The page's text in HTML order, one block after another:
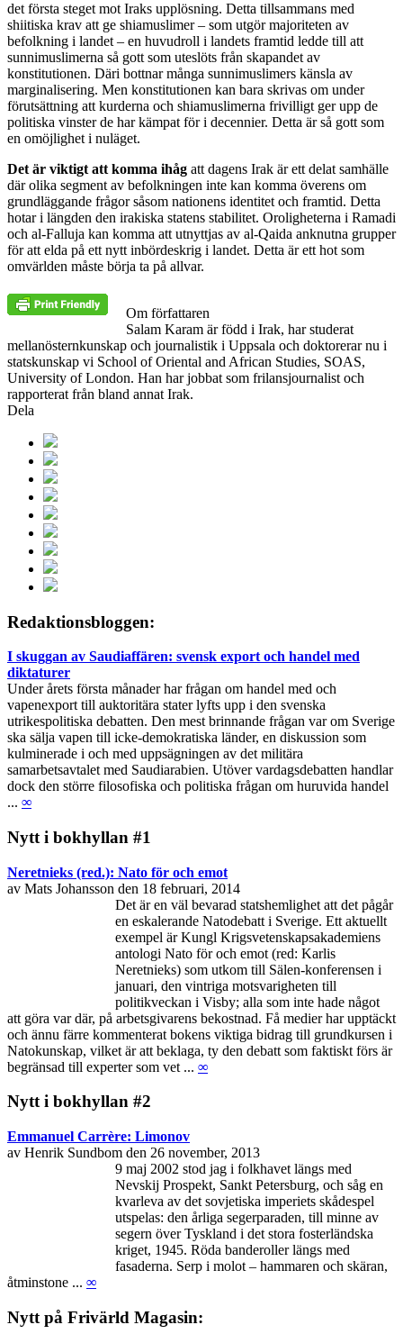
det första steget mot Iraks upplösning. Detta tillsammans med
shiitiska krav att ge shiamuslimer – som utgör majoriteten av
befolkning i landet – en huvudroll i landets framtid ledde till att
sunnimuslimerna så gott som uteslöts från skapandet av
konstitutionen. Däri bottnar många sunnimuslimers känsla av
marginalisering. Men konstitutionen kan bara skrivas om under
förutsättning att kurderna och shiamuslimerna frivilligt ger upp de
politiska vinster de har kämpat för i decennier. Detta är så gott som
en omöjlighet i nuläget.
Det är viktigt att komma ihåg att dagens Irak är ett delat samhälle
där olika segment av befolkningen inte kan komma överens om
grundläggande frågor såsom nationens identitet och framtid. Detta
hotar i längden den irakiska statens stabilitet. Oroligheterna i Ramadi
och al-Falluja kan komma att utnyttjas av al-Qaida anknutna grupper
för att elda på ett nytt inbördeskrig i landet. Detta är ett hot som
omvärlden måste börja ta på allvar.
Om författaren
Salam Karam är född i Irak, har studerat
mellanösternkunskap och journalistik i Uppsala och doktorerar nu i
statskunskap vi School of Oriental and African Studies, SOAS,
University of London. Han har jobbat som frilansjournalist och
rapporterat från bland annat Irak.
Dela
Redaktionsbloggen:
I skuggan av Saudiaffären: svensk export och handel med
diktaturer
Under årets första månader har frågan om handel med och
vapenexport till auktoritära stater lyfts upp i den svenska
utrikespolitiska debatten. Den mest brinnande frågan var om Sverige
ska sälja vapen till icke-demokratiska länder, en diskussion som
kulminerade i och med uppsägningen av det militära
samarbetsavtalet med Saudiarabien. Utöver vardagsdebatten handlar
dock den större filosofiska och politiska frågan om huruvida handel
... ∞
Nytt i bokhyllan #1
Neretnieks (red.): Nato för och emot
av Mats Johansson den 18 februari, 2014
Det är en väl bevarad statshemlighet att det pågår
en eskalerande Natodebatt i Sverige. Ett aktuellt
exempel är Kungl Krigsvetenskapsakademiens
antologi Nato för och emot (red: Karlis
Neretnieks) som utkom till Sälen-konferensen i
januari, den vintriga motsvarigheten till
politikveckan i Visby; alla som inte hade något
att göra var där, på arbetsgivarens bekostnad. Få medier har upptäckt
och ännu färre kommenterat bokens viktiga bidrag till grundkursen i
Natokunskap, vilket är att beklaga, ty den debatt som faktiskt förs är
begränsad till experter som vet ... ∞
Nytt i bokhyllan #2
Emmanuel Carrère: Limonov
av Henrik Sundbom den 26 november, 2013
9 maj 2002 stod jag i folkhavet längs med
Nevskij Prospekt, Sankt Petersburg, och såg en
kvarleva av det sovjetiska imperiets skådespel
utspelas: den årliga segerparaden, till minne av
segern över Tyskland i det stora fosterländska
kriget, 1945. Röda banderoller längs med
fasaderna. Serp i molot – hammaren och skäran,
åtminstone ... ∞
Nytt på Frivärld Magasin: